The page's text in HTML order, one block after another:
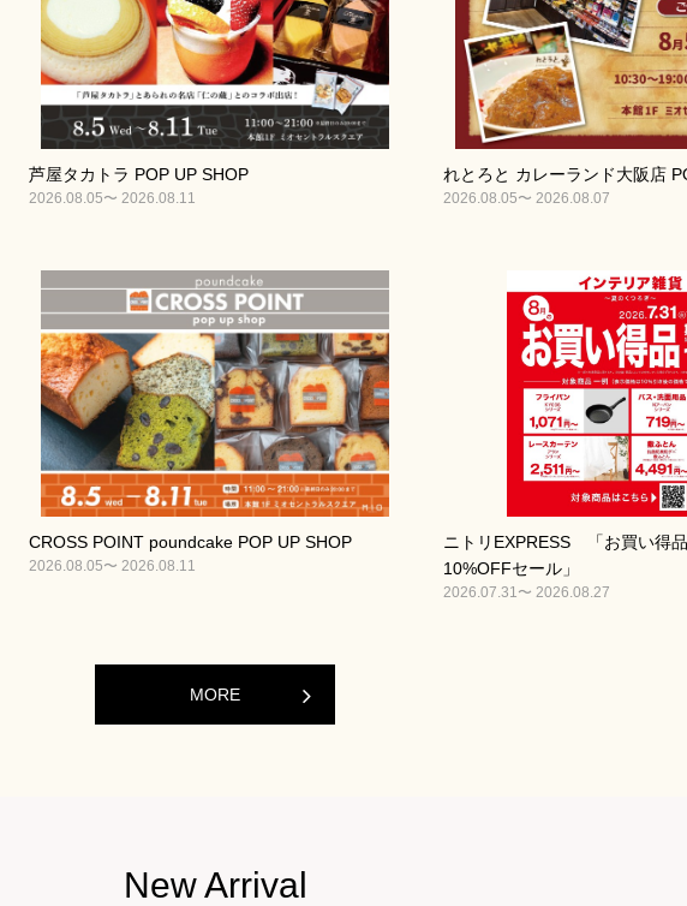
芦屋タカトラ POP UP SHOP
2026.08.05〜 2026.08.11
れとろと カレーランド大阪店
2026.08.05〜 2026.08.07
CROSS POINT poundcake POP UP SHOP
2026.08.05〜 2026.08.11
ニトリEXPRESS 「お買い得
10%OFFセール」
2026.07.31〜 2026.08.27
MORE
New Arrival